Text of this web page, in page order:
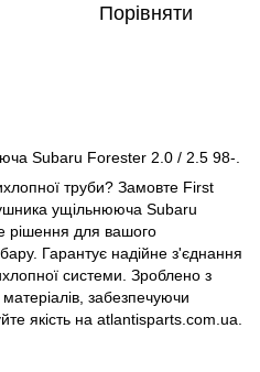
Порівняти
Subaru Forester 2.0 / 2.5 98-.
труби? Замовте First
ущільнююча Subaru
рішення для вашого
Гарантує надійне з'єднання
системи. Зроблено з
забезпечуючи
якість на atlantisparts.com.ua.